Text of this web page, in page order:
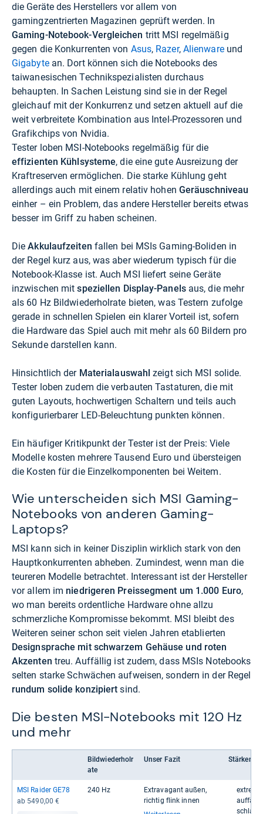
die Geräte des Herstellers vor allem von
gamingzentrierten Magazinen geprüft werden. In
Gaming-Notebook-Vergleichen tritt MSI regelmäßig
gegen die Konkurrenten von Asus, Razer, Alienware und
Gigabytean. Dort können sich die Notebooks des
taiwanesischen Technikspezialisten durchaus
behaupten. In Sachen Leistung sind sie in der Regel
gleichauf mit der Konkurrenz und setzen aktuell auf die
weit verbreitete Kombination aus Intel-Prozessoren und
Grafikchips von Nvidia.
Tester loben MSI-Notebooks regelmäßig für die
effizienten Kühlsysteme, die eine gute Ausreizung der
Kraftreserven ermöglichen. Die starke Kühlung geht
allerdings auch mit einem relativ hohen Geräuschniveau
einher – ein Problem, das andere Hersteller bereits etwas
besser im Griff zu haben scheinen.
DieAkkulaufzeiten fallen bei MSIs Gaming-Boliden in
der Regel kurz aus, was aber wiederum typisch für die
Notebook-Klasse ist. Auch MSI liefert seine Geräte
inzwischen mitspeziellen Display-Panelsaus, die mehr
als 60 Hz Bildwiederholrate bieten, was Testern zufolge
gerade in schnellen Spielen ein klarer Vorteil ist, sofern
die Hardware das Spiel auch mit mehr als 60 Bildern pro
Sekunde darstellen kann.
Hinsichtlich der Materialauswahl zeigt sich MSI solide.
Tester loben zudem die verbauten Tastaturen, die mit
guten Layouts, hochwertigen Schaltern und teils auch
konfigurierbarer LED-Beleuchtung punkten können.
Ein häufiger Kritikpunkt der Tester ist der Preis: Viele
Modelle kosten mehrere Tausend Euro und übersteigen
die Kosten für die Einzelkomponenten bei Weitem.
Wie unterscheiden sich MSI Gaming-
Notebooks von anderen Gaming-
Laptops?
MSI kann sich in keiner Disziplin wirklich stark von den
Hauptkonkurrenten abheben. Zumindest, wenn man die
teureren Modelle betrachtet. Interessant ist der Hersteller
vor allem im niedrigeren Preissegment um 1.000 Euro,
wo man bereits ordentliche Hardware ohne allzu
schmerzliche Kompromisse bekommt. MSI bleibt des
Weiteren seiner schon seit vielen Jahren etablierten
Designsprache mit schwarzem Gehäuse und roten
Akzenten treu. Auffällig ist zudem, dass MSIs Notebooks
selten starke Schwächen aufweisen, sondern in der Regel
rundum solide konzipiert sind.
Die besten MSI-Notebooks mit 120 Hz
und mehr
Bildwiederholr
ate
Unser Fazit Stärken
MSI Rai­der GE78
ab 5490,00 €
240 Hz
Extra­va­gant außen,
rich­tig flink innen
extrem